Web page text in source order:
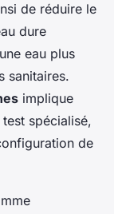
de réduire le
dure
eau plus
sanitaires.
implique
spécialisé,
de